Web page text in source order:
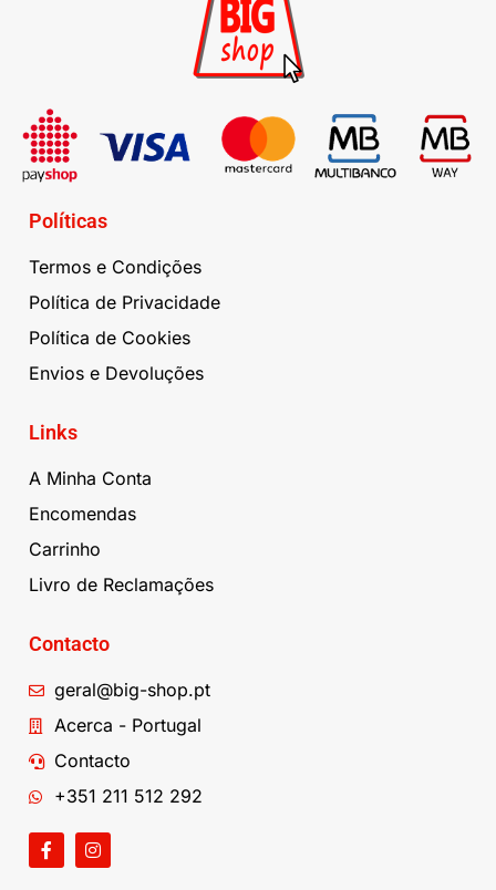
Políticas
Termos e Condições
Política de Privacidade
Política de Cookies
Envios e Devoluções
Links
A Minha Conta
Encomendas
Carrinho
Livro de Reclamações
Contacto
geral@big-shop.pt
Acerca - Portugal
Contacto
+351 211 512 292